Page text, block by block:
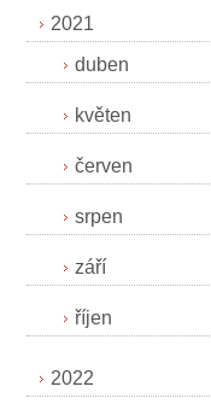
2021
duben
květen
červen
srpen
září
říjen
2022